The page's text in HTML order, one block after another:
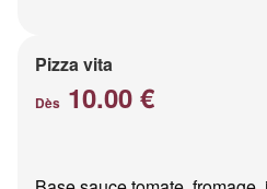
Pizza vita
Dès 10.00 €